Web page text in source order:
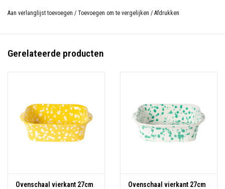
Aan verlanglijst toevoegen / Toevoegen om te vergelijken / Afdrukken
Gerelateerde producten
Ovenschaal vierkant 27cm
Ovenschaal vierkant 27cm